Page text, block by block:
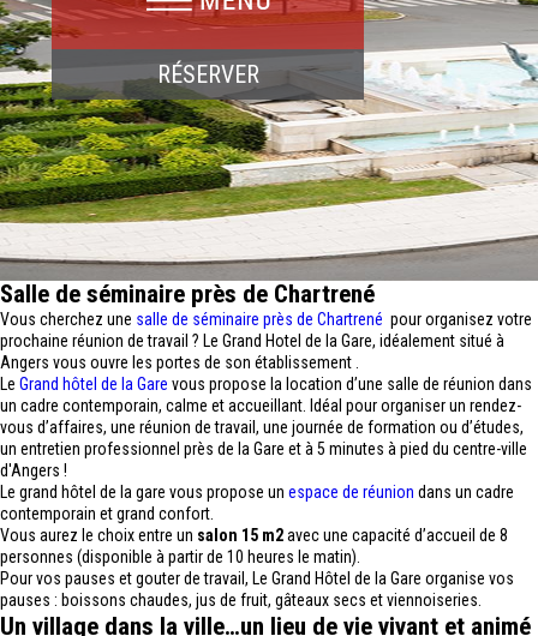
RÉSERVER
Salle de séminaire près de Chartrené
Vous cherchez une salle de séminaire près de Chartrené pour organisez votre
prochaine réunion de travail ? Le Grand Hotel de la Gare, idéalement situé à
Angers vous ouvre les portes de son établissement .
Le Grand hôtel de la Gare vous propose la location d’une salle de réunion dans
un cadre contemporain, calme et accueillant. Idéal pour organiser un rendez-
vous d’affaires, une réunion de travail, une journée de formation ou d’études,
un entretien professionnel près de la Gare et à 5 minutes à pied du centre-ville
d'Angers !
Le grand hôtel de la gare vous propose un espace de réunion dans un cadre
contemporain et grand confort.
Vous aurez le choix entre un salon 15 m2avec une capacité d’accueil de 8
personnes (disponible à partir de 10 heures le matin).
Pour vos pauses et gouter de travail, Le Grand Hôtel de la Gare organise vos
pauses : boissons chaudes, jus de fruit, gâteaux secs et viennoiseries.
Un village dans la ville…un lieu de vie vivant et animé